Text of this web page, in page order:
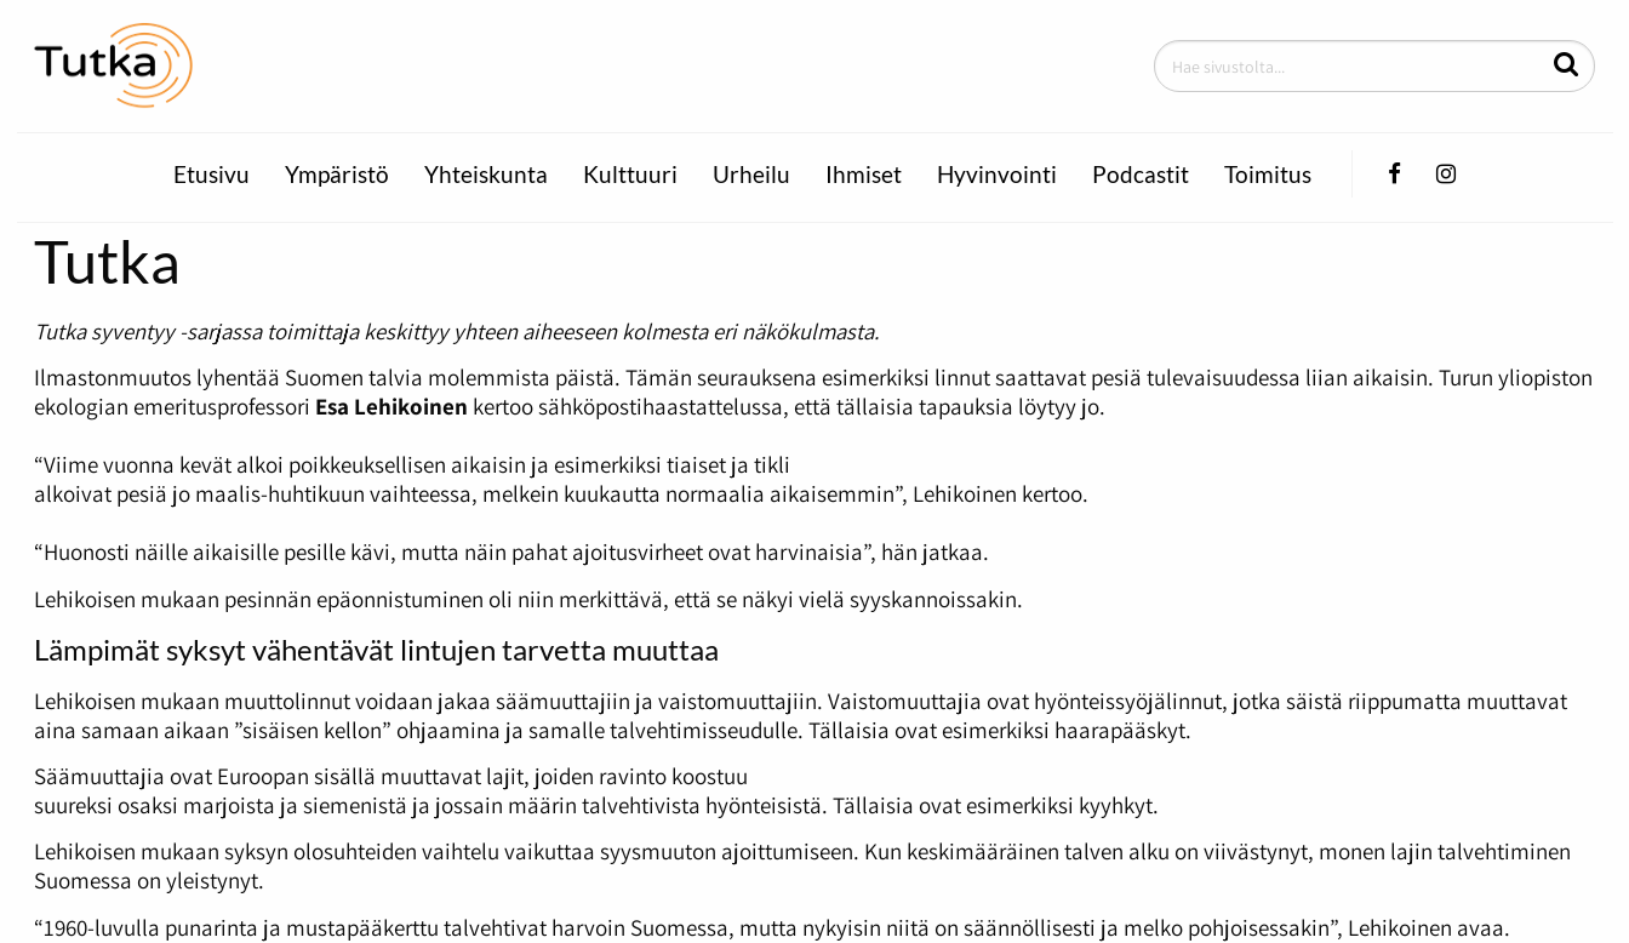
Etusivu Ympäristö Yhteiskunta Kulttuuri Urheilu Ihmiset Hyvinvointi Podcastit Toimitus FacebookInstagram
Tutka
Tutka syventyy -sarjassa toimittaja keskittyy yhteen aiheeseen kolmesta eri näkökulmasta.
Ilmastonmuutos lyhentää Suomen talvia molemmista päistä. Tämän seurauksena esimerkiksi linnut saattavat pesiä tulevaisuudessa liian aikaisin. Turun yliopiston
ekologian emeritusprofessori Esa Lehikoinen kertoo sähköpostihaastattelussa, että tällaisia tapauksia löytyy jo.
“Viime vuonna kevät alkoi poikkeuksellisen aikaisin ja esimerkiksi tiaiset ja tikli
alkoivat pesiä jo maalis-huhtikuun vaihteessa, melkein kuukautta normaalia aikaisemmin”, Lehikoinen kertoo.
“Huonosti näille aikaisille pesille kävi, mutta näin pahat ajoitusvirheet ovat harvinaisia”, hän jatkaa.
Lehikoisen mukaan pesinnän epäonnistuminen oli niin merkittävä, että se näkyi vielä syyskannoissakin.
Lämpimät syksyt vähentävät lintujen tarvetta muuttaa
Lehikoisen mukaan muuttolinnut voidaan jakaa säämuuttajiin ja vaistomuuttajiin. Vaistomuuttajia ovat hyönteissyöjälinnut, jotka säistä riippumatta muuttavat
aina samaan aikaan ”sisäisen kellon” ohjaamina ja samalle talvehtimisseudulle. Tällaisia ovat esimerkiksi haarapääskyt.
Säämuuttajia ovat Euroopan sisällä muuttavat lajit, joiden ravinto koostuu
suureksi osaksi marjoista ja siemenistä ja jossain määrin talvehtivista hyönteisistä. Tällaisia ovat esimerkiksi kyyhkyt.
Lehikoisen mukaan syksyn olosuhteiden vaihtelu vaikuttaa syysmuuton ajoittumiseen. Kun keskimääräinen talven alku on viivästynyt, monen lajin talvehtiminen
Suomessa on yleistynyt.
“1960-luvulla punarinta ja mustapääkerttu talvehtivat harvoin Suomessa, mutta nykyisin niitä on säännöllisesti ja melko pohjoisessakin”, Lehikoinen avaa.